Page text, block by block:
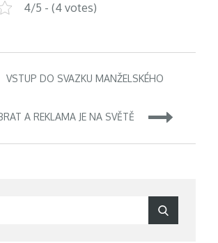
4/5 - (4 votes)
VSTUP DO SVAZKU MANŽELSKÉHO
A REKLAMA JE NA SVĚTĚ